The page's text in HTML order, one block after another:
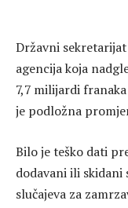
Državni sekretarijat
agencija koja
7,7 milijardi
je podložna
Bilo je teško dati
dodavani ili skidani
slučajeva za